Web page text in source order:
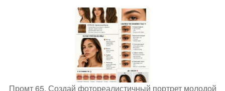
Промт 65. Создай фотореалистичный портрет молодой